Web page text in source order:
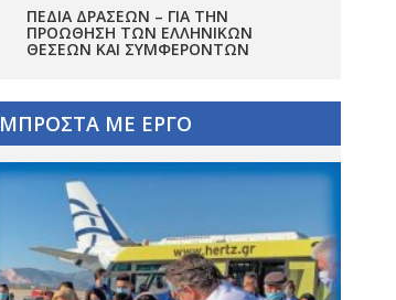
ΠΕΔΊΑ ΔΡΆΣΕΩΝ – ΓΙΑ ΤΗΝ
ΠΡΟΏΘΗΣΗ ΤΩΝ ΕΛΛΗΝΙΚΏΝ
ΘΈΣΕΩΝ ΚΑΙ ΣΥΜΦΕΡΌΝΤΩΝ
ΜΠΡΟΣΤΑ ΜΕ ΕΡΓΟ